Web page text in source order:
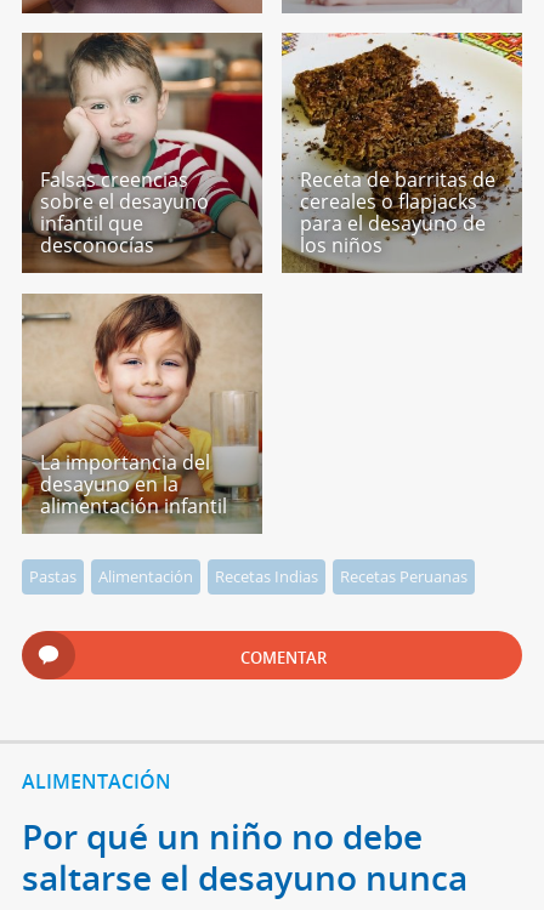
Falsas creencias
sobre el desayuno
infantil que
desconocías
Receta de barritas de
cereales o flapjacks
para el desayuno de
los niños
La importancia del
desayuno en la
alimentación infantil
Pastas Alimentación Recetas Indias Recetas Peruanas
COMENTAR
ALIMENTACIÓN
Por qué un niño no debe
saltarse el desayuno nunca